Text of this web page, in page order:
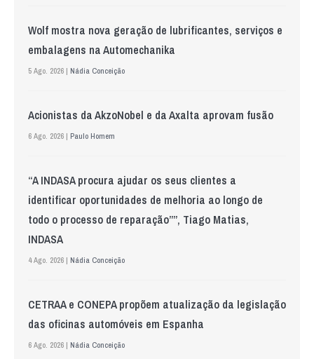
Wolf mostra nova geração de lubrificantes, serviços e
embalagens na Automechanika
5 Ago. 2026 | Nádia Conceição
Acionistas da AkzoNobel e da Axalta aprovam fusão
6 Ago. 2026 | Paulo Homem
“A INDASA procura ajudar os seus clientes a
identificar oportunidades de melhoria ao longo de
todo o processo de reparação””, Tiago Matias,
INDASA
4 Ago. 2026 | Nádia Conceição
CETRAA e CONEPA propõem atualização da legislação
das oficinas automóveis em Espanha
6 Ago. 2026 | Nádia Conceição